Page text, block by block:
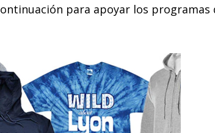
para apoyar los programas